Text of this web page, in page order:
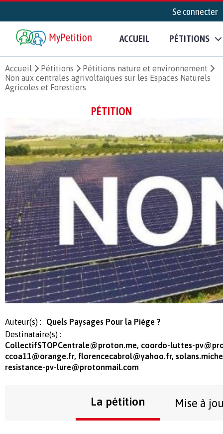
Se connecter
ACCUEIL PÉTITIONS
Accueil Pétitions
Pétitions nature et environnement
Non aux centrales agrivoltaïques sur les Espaces Naturels
Agricoles et Forestiers
PÉTITION
Auteur(s) :
Quels Paysages Pour la Piège ?
Destinataire(s) :
CollectifSTOPCentrale@proton.me, coordo-luttes-
ccoa11@orange.fr, florencecabrol@yahoo.fr,
resistance-pv-lure@protonmail.com
La pétition Mise à